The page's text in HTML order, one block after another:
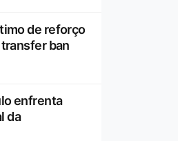
de reforço
ban
enfrenta
da